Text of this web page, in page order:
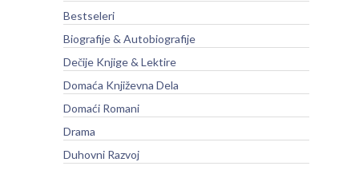
Bestseleri
Biografije & Autobiografije
Dečije Knjige & Lektire
Domaća Književna Dela
Domaći Romani
Drama
Duhovni Razvoj